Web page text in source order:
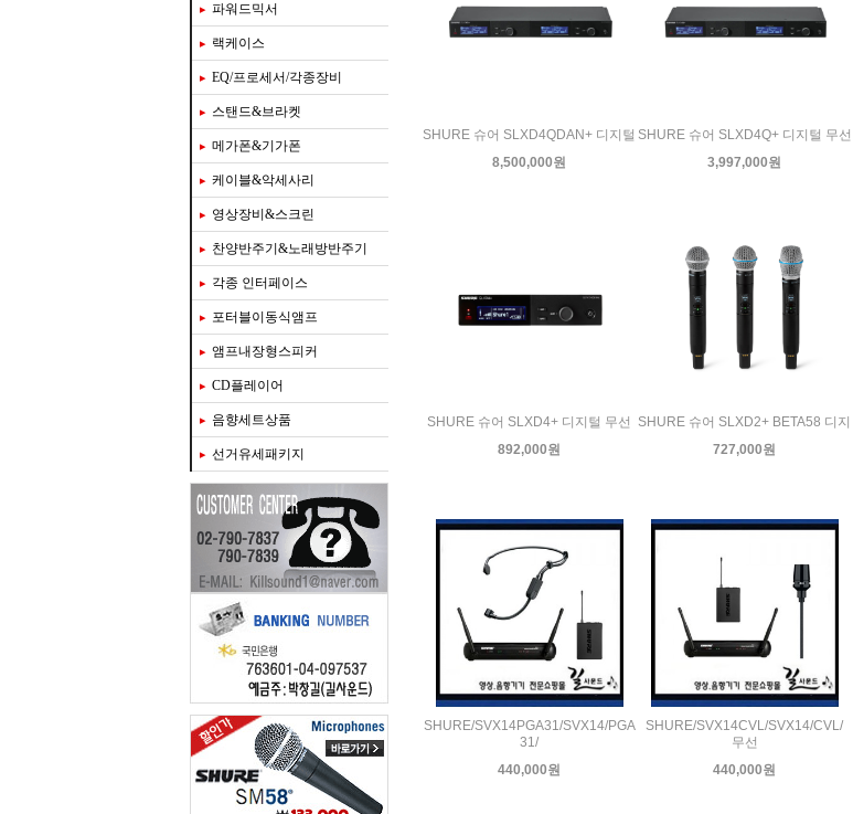
파워드믹서
랙케이스
EQ/프로세서/각종장비
스탠드&브라켓
메가폰&기가폰
케이블&악세사리
영상장비&스크린
찬양반주기&노래방반주기
각종 인터페이스
포터블이동식앰프
앰프내장형스피커
CD플레이어
음향세트상품
선거유세패키지
SHURE 슈어 SLXD4QDAN+ 디지털
8,500,000원
SHURE 슈어 SLXD4Q+ 디지털 무선
3,997,000원
SHURE 슈어 SLXD4+ 디지털 무선
892,000원
SHURE 슈어 SLXD2+ BETA58 디지
727,000원
SHURE/SVX14PGA31/SVX14/PGA
31/
440,000원
SHURE/SVX14CVL/SVX14/CVL/
무선
440,000원